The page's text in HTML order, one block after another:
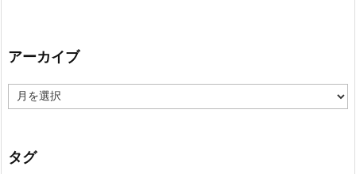
アーカイブ
ー
ブ
タグ